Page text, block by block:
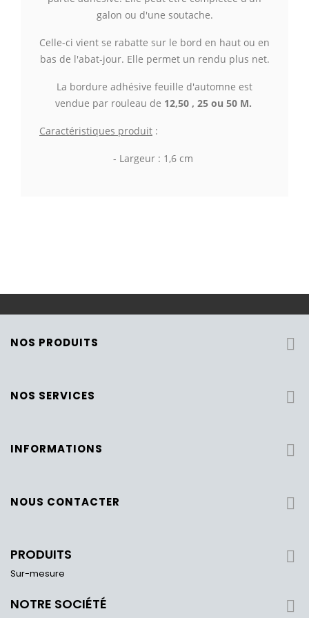
galon ou d'une soutache.
Celle-ci vient se rabatte sur le bord en haut ou en
bas de l'abat-jour. Elle permet un rendu plus net.
La bordure adhésive feuille d'automne est
vendue par rouleau de 12,50 , 25 ou 50 M.
Caractéristiques produit :
- Largeur : 1,6 cm
NOS PRODUITS 
NOS SERVICES 
INFORMATIONS 
NOUS CONTACTER 
PRODUITS 
Sur-mesure
NOTRE SOCIÉTÉ 